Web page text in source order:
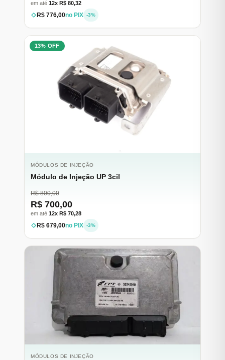
em até 12x R$ 80,32
R$ 776,00no PIX -3%
13% OFF
MÓDULOS DE INJEÇÃO
Módulo de Injeção UP 3cil
R$ 800,00
R$ 700,00
em até 12x R$ 70,28
R$ 679,00no PIX -3%
MÓDULOS DE INJEÇÃO